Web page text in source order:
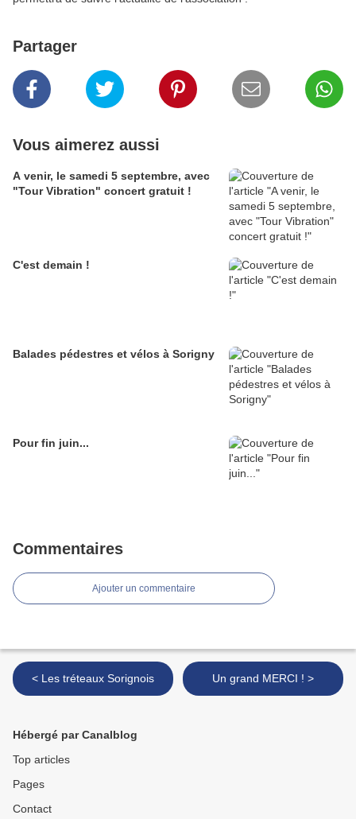
Partager
Vous aimerez aussi
A venir, le samedi 5 septembre, avec
"Tour Vibration" concert gratuit !
C'est demain !
Balades pédestres et vélos à Sorigny
Pour fin juin...
Commentaires
Ajouter un commentaire
< Les tréteaux Sorignois Un grand MERCI ! >
Hébergé par Canalblog
Top articles
Pages
Contact